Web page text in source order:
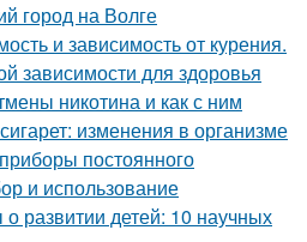
город на Волге
и зависимость от курения.
зависимости для здоровья
никотина и как с ним
изменения в организме
постоянного
и использование
развитии детей: 10 научных